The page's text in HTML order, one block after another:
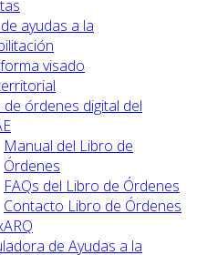
ayudas a la
visado
de órdenes digital del
Manual del Libro de
Órdenes
FAQs del Libro de Órdenes
Contacto Libro de Órdenes
de Ayudas a la